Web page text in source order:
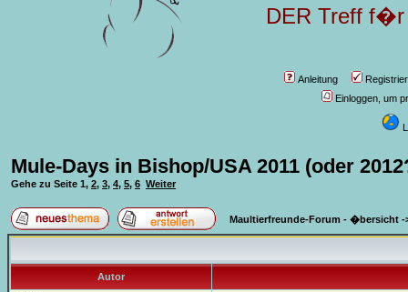
DER Treff f�r
Anleitung
Einloggen, um
Mule-Days in Bishop/USA 2011 (oder
Gehe zu Seite 1, 2, 3, 4, 5, 6 Weiter
Maultierfreunde-Forum - �bersicht -
Autor